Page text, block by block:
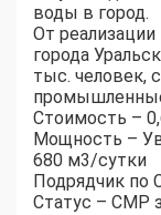
воды в город.
От
города
тыс. человек,
Стоимость –
Мощность –
680 м3/сутки
Подрядчик по
Статус – СМР